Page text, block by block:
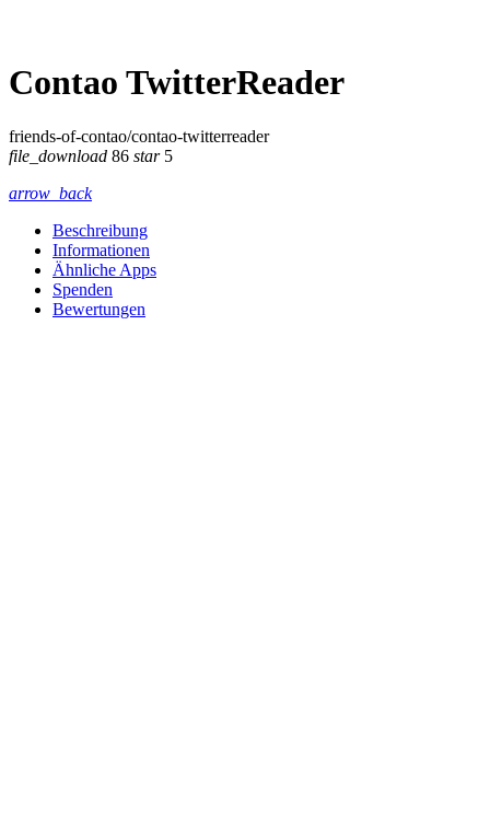
Contao TwitterReader
friends-of-contao/contao-twitterreader
file_download 86 star5
arrow_back
Beschreibung
Informationen
Ähnliche Apps
Spenden
Bewertungen